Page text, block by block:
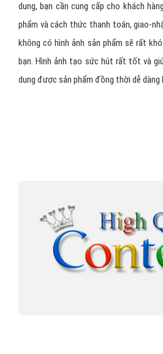
dung, bạn cần cung cấp cho khách
phẩm và cách thức thanh toán, giao-
không có hình ảnh sản phẩm sẽ rất
bạn. Hình ảnh tạo sức hút rất tốt và
dung được sản phẩm đồng thời dễ